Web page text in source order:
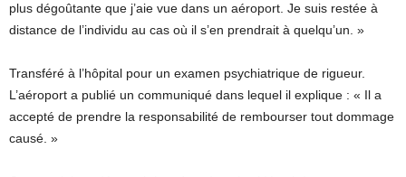
plus dégoûtante que j’aie vue dans un aéroport. Je suis restée à
distance de l’individu au cas où il s’en prendrait à quelqu’un. »
Transféré à l’hôpital pour un examen psychiatrique de rigueur.
L’aéroport a publié un communiqué dans lequel il explique : « Il a
accepté de prendre la responsabilité de rembourser tout dommage
causé. »